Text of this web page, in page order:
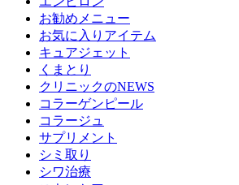
お勧めメニュー
お気に入りアイテム
キュアジェット
くまとり
クリニックのNEWS
コラーゲンピール
コラージュ
サプリメント
シミ取り
シワ治療